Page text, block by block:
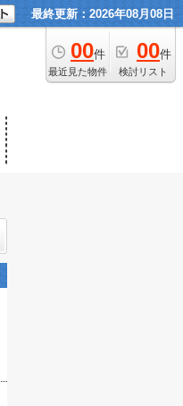
最終更新：2026年08月08日
00件
最近見た物件
00件
検討リスト